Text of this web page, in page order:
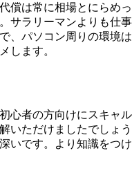
償は常に相場とにらめっ
サラリーマンよりも仕事
、パソコン周りの環境は
します。
心者の方向けにスキャル
いただけましたでしょう
いです。より知識をつけ